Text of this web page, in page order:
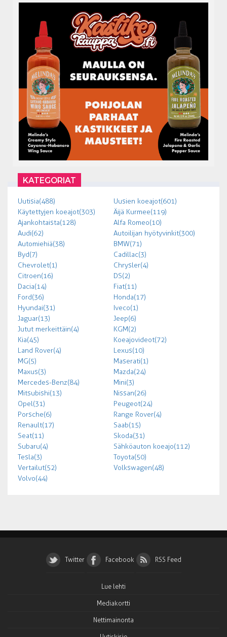
KATEGORIAT
Uutisia (488)
Uusien koeajot (601)
Käytettyjen koeajot (303)
Äijä Kurmee (119)
Ajankohtaista (128)
Alfa Romeo (10)
Audi (62)
Autoilijan hyötyvinkit (300)
Automiehiä (38)
BMW (71)
Byd (7)
Cadillac (3)
Chevrolet (1)
Chrysler (4)
Citroen (16)
DS (2)
Dacia (14)
Fiat (11)
Ford (36)
Honda (17)
Hyundai (31)
Iveco (1)
Jaguar (13)
Jeep (6)
Jutut merkeittäin (4)
KGM (2)
Kia (45)
Koeajovideot (72)
Land Rover (4)
Lexus (10)
MG (5)
Maserati (1)
Maxus (3)
Mazda (24)
Mercedes-Benz (84)
Mini (3)
Mitsubishi (13)
Nissan (26)
Opel (31)
Peugeot (24)
Porsche (6)
Range Rover (4)
Renault (17)
Saab (15)
Seat (11)
Skoda (31)
Subaru (4)
Sähköauton koeajo (112)
Tesla (3)
Toyota (50)
Vertailut (52)
Volkswagen (48)
Volvo (44)
Twitter Facebook RSS Feed
Lue lehti
Mediakortti
Nettimainonta